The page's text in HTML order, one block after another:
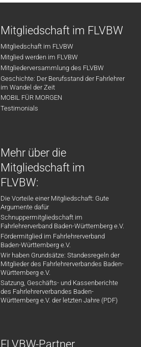
Mitgliedschaft im FLVBW
Mitgliedschaft im FLVBW
Mitglied werden im FLVBW
Mitgliederversammlung des FLVBW
Geschichte: Der Berufsstand der Fahrlehrer
im Wandel der Zeit
MOBIL FÜR MORGEN
Testimonials
Mehr über die
Mitgliedschaft im
FLVBW:
Die Vorteile einer Mitgliedschaft: Gute
Argumente dafür
Schnuppermitgliedschaft im
Fahrlehrerverband Baden-Württemberg e.V.
Fördermitglied im Fahrlehrerverband
Baden-Württemberg e.V.
Wir haben Grundsätze: Standesregeln der
Mitglieder des Fahrlehrerverbandes Baden-
Württemberg e.V.
Satzung, Geschäfts- und Kassenberichte
des Fahrlehrerverbandes Baden-
Württemberg e.V. der letzten Jahre (PDF)
FLVBW-Partner